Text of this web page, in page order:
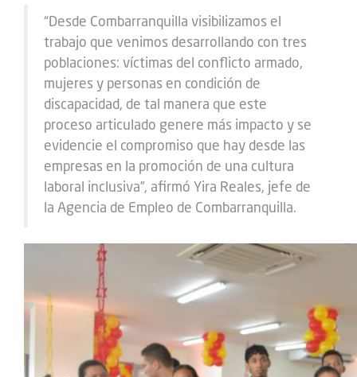
“Desde Combarranquilla visibilizamos el
trabajo que venimos desarrollando con tres
poblaciones: víctimas del conflicto armado,
mujeres y personas en condición de
discapacidad, de tal manera que este
proceso articulado genere más impacto y se
evidencie el compromiso que hay desde las
empresas en la promoción de una cultura
laboral inclusiva”, afirmó Yira Reales, jefe de
la Agencia de Empleo de Combarranquilla.